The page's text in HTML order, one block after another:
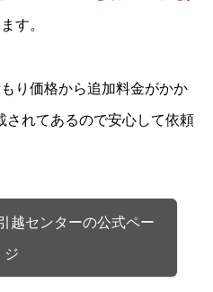
す。
り価格から追加料金がかか
されてあるので安心して依頼
越センターの公式ペー
ジ